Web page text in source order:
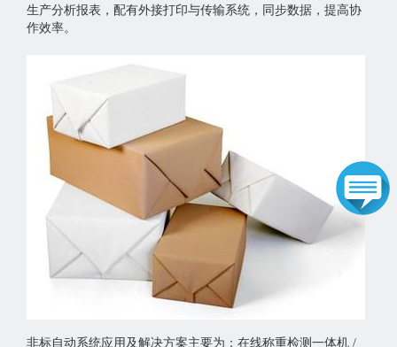
生产分析报表，配有外接打印与传输系统，同步数据，提高协
作效率。
非标自动系统应用及解决方案主要为：在线称重检测一体机 /